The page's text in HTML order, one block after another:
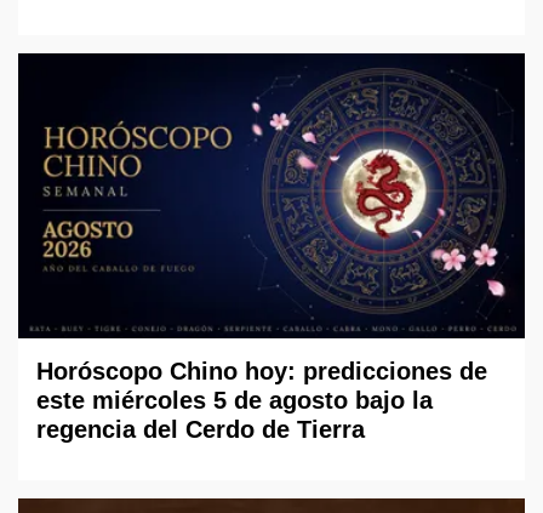
Horóscopo Chino hoy: predicciones de
este miércoles 5 de agosto bajo la
regencia del Cerdo de Tierra